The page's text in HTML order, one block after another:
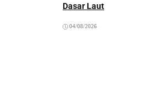
Dasar Laut
04/08/2026